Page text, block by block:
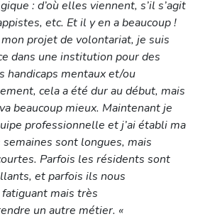
: d’où elles viennent, s’il s’agit
etc. Et il y en a beaucoup !
mon projet de volontariat, je suis
dans une institution pour des
handicaps mentaux et/ou
cela a été dur au début, mais
beaucoup mieux. Maintenant je
professionnelle et j’ai établi ma
sont longues, mais
Parfois les résidents sont
et parfois ils nous
mais très
un autre métier. «